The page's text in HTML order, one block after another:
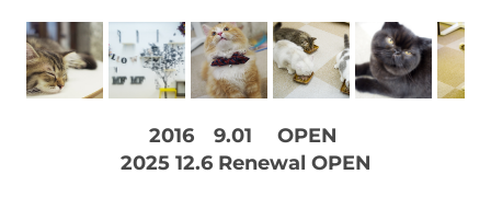
2016 9.01 OPEN
2025 12.6 Renewal OPEN